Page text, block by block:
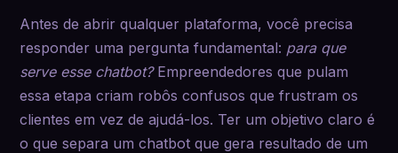
Antes de abrir qualquer plataforma, você precisa
responder uma pergunta fundamental: para que
serve esse chatbot?Empreendedores que pulam
essa etapa criam robôs confusos que frustram os
clientes em vez de ajudá-los. Ter um objetivo claro é
o que separa um chatbot que gera resultado de um